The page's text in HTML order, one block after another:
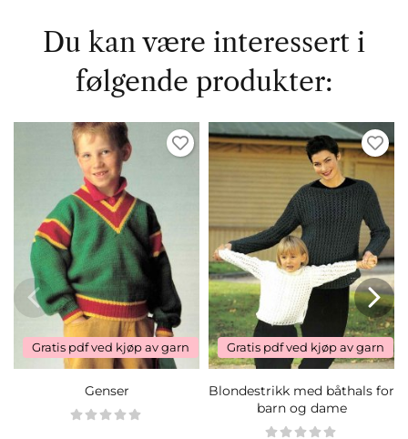
Du kan være interessert i
følgende produkter:
Gratis pdf ved kjøp av garn
Genser
Gratis pdf ved kjøp av garn
Blondestrikk med båthals for
barn og dame